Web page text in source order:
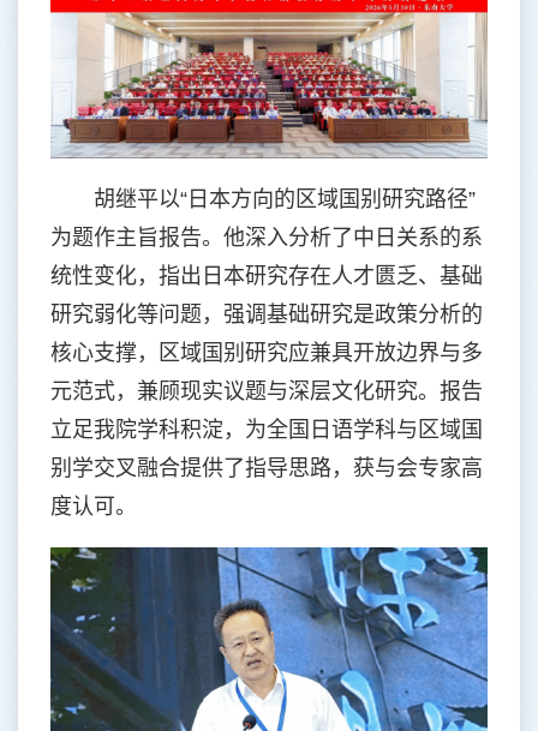
胡继平以“日本方向的区域国别研究路径”
为题作主旨报告。他深入分析了中日关系的系
统性变化，指出日本研究存在人才匮乏、基础
研究弱化等问题，强调基础研究是政策分析的
核心支撑，区域国别研究应兼具开放边界与多
元范式，兼顾现实议题与深层文化研究。报告
立足我院学科积淀，为全国日语学科与区域国
别学交叉融合提供了指导思路，获与会专家高
度认可。